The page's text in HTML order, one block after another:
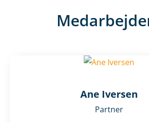
Ane Iversen
Partner